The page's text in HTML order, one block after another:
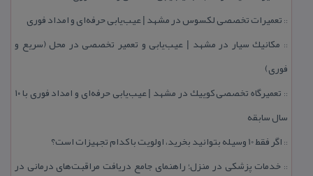
:: تعمیرات تخصصی لكسوس در مشهد | عیب‌یابی حرفه‌ای و امداد فوری
:: مكانیك سیار در مشهد | عیب‌یابی و تعمیر تخصصی در محل (سریع و
فوری)
::
تعمیرگاه تخصصی كوییك در مشهد | عیب‌یابی حرفه‌ای و امداد فوری با ۱۰
سال سابقه
:: اگر فقط 10 وسیله بتوانید بخرید، اولویت با كدام تجهیزات است؟
:: خدمات پزشكی در منزل؛ راهنمای جامع دریافت مراقبت‌های درمانی در